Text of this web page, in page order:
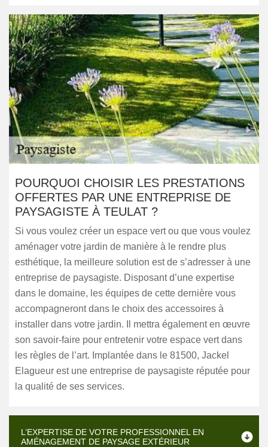
POURQUOI CHOISIR LES PRESTATIONS
OFFERTES PAR UNE ENTREPRISE DE
PAYSAGISTE À TEULAT ?
Si vous voulez créer un espace vert ou que vous voulez
aménager votre jardin de manière à le rendre plus
esthétique, la meilleure solution est de s’adresser à une
entreprise de paysagiste. Disposant d’une expertise
dans le domaine, les équipes de cette dernière vous
accompagneront dans le choix des accessoires à
installer dans votre jardin. Il mettra également en œuvre
son savoir-faire pour entretenir votre espace vert dans
les règles de l’art. Implantée dans le 81500, Jackel
Elagueur est une entreprise de paysagiste réputée pour
la qualité de ses services.
L’EXPERTISE DE VOTRE PROFESSIONNEL EN
AMÉNAGEMENT DE PAYSAGE EXTÉRIEUR